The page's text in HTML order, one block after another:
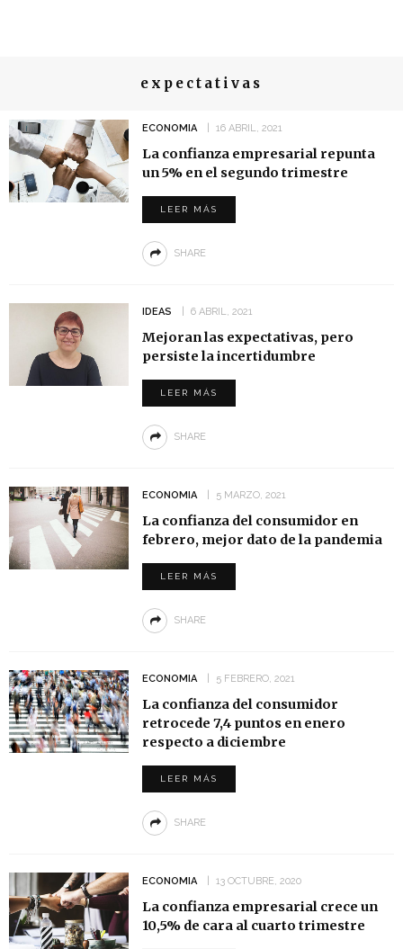
expectativas
ECONOMIA 16 ABRIL, 2021
La confianza empresarial repunta
un 5% en el segundo trimestre
LEER MÁS
SHARE
IDEAS 6 ABRIL, 2021
Mejoran las expectativas, pero
persiste la incertidumbre
LEER MÁS
SHARE
ECONOMIA 5 MARZO, 2021
La confianza del consumidor en
febrero, mejor dato de la pandemia
LEER MÁS
SHARE
ECONOMIA 5 FEBRERO, 2021
La confianza del consumidor
retrocede 7,4 puntos en enero
respecto a diciembre
LEER MÁS
SHARE
ECONOMIA 13 OCTUBRE, 2020
La confianza empresarial crece un
10,5% de cara al cuarto trimestre